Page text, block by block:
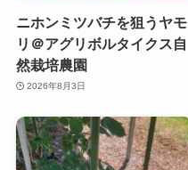
ニホンミツバチを狙うヤモ
リ＠アグリボルタイクス自
然栽培農園
2026年8月3日